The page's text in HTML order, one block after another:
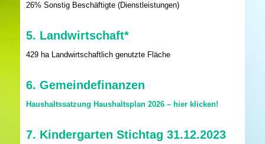
26% Sonstig Beschäftigte (Dienstleistungen)
5. Landwirtschaft*
429 ha Landwirtschaftlich genutzte Fläche
6. Gemeindefinanzen
Haushaltssatzung Haushaltsplan 2026 – hier klicken!
7. Kindergarten Stichtag 31.12.2023